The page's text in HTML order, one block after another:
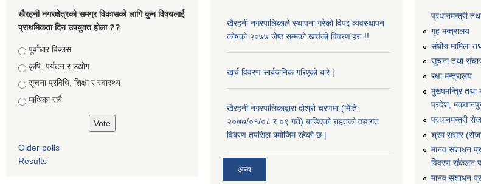
खैरहनी नगरक्षेत्रको समग्र विकासको लागि कुन विषयलाई
प्राथमिकता दिन उपयुक्त होला ??
Choices
पूर्वाधार विकास
कृषि, पर्यटन र उद्योग
सूचना प्रविधि, शिक्षा र स्वास्थ्य
माथिका सबै
Older polls
Results
खैरहनी नगरपालिकाले स्थापना गरेको विपद्द व्यवस्थापन
कोषको २०७७ जेष्ठ सम्मको खर्चको विवरण'हरु !!
खर्च विवरण सार्बजनिक गरिएको बारे |
खैरहनी नगरपालिकाद्वारा दोश्रो चरणमा (मिति
२०७७/०१/०८ र ०९ गते) बाडिएको राहतको वडागत
विबरण तपसिल बमोजिम रहेको छ |
अन्य
प्रधानमन्त्री
गृह मन्त्रालय
संघीय मामिला
सूचना तथा
रक्षा मन्त्रालय
मुख्यमन्त्रि तथा
प्रदेश,
प्रधानमन्त्री
श्रम संसार
मानव संशाधन
विवरण संकलन
मानव संशाधन